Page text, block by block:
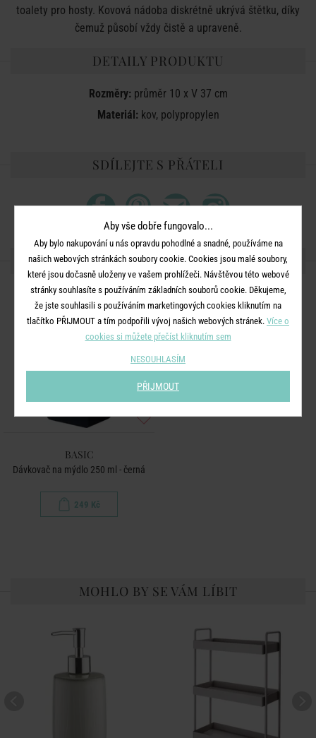
toalety pro hosty. Kovová nádoba diskrétně ukrývá štětku, díky
čemuž působí vždy čistě a upraveně.
DETAILY PRODUKTU
Rozměry: průměr 10 x V 37 cm
Materiál:kov, polypropylen
SDÍLEJTE S PŘÁTELI
DALŠÍ PRODUKTY ZE SÉRIE
BASIC
Dávkovač na mýdlo 250 ml - černá
249 Kč
MOHLO BY SE VÁM LÍBIT
Aby vše dobře fungovalo...
Aby bylo nakupování u nás opravdu pohodlné a snadné, používáme na
našich webových stránkách soubory cookie. Cookies jsou malé soubory,
které jsou dočasně uloženy ve vašem prohlížeči. Návštěvou této webové
stránky souhlasíte s používáním základních souborů cookie. Děkujeme,
že jste souhlasili s používáním marketingových cookies kliknutím na
tlačítko PŘIJMOUT a tím podpořili vývoj našich webových stránek. Více o
cookies si můžete přečíst kliknutím sem
NESOUHLASÍM
PŘIJMOUT